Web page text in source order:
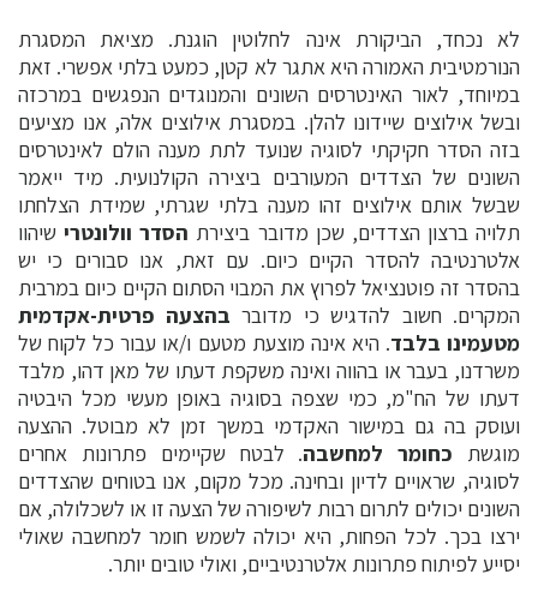
לא נכחד, הביקורת אינה לחלוטין הוגנת. מציאת המסגרת
הנורמטיבית האמורה היא אתגר לא קטן, כמעט בלתי אפשרי. זאת
במיוחד, לאור האינטרסים השונים והמנוגדים הנפגשים במרכזה
ובשל אילוצים שיידונו להלן. במסגרת אילוצים אלה, אנו מציעים
בזה הסדר חקיקתי לסוגיה שנועד לתת מענה הולם לאינטרסים
השונים של הצדדים המעורבים ביצירה הקולנועית. מיד ייאמר
שבשל אותם אילוצים זהו מענה בלתי שגרתי, שמידת הצלחתו
תלויה ברצון הצדדים, שכן מדובר ביצירת הסדר וולונטרי שיהוו
אלטרנטיבה להסדר הקיים כיום. עם זאת, אנו סבורים כי יש
בהסדר זה פוטנציאל לפרוץ את המבוי הסתום הקיים כיום במרבית
המקרים. חשוב להדגיש כי מדובר בהצעה פרטית-אקדמית
מטעמינו בלבד. היא אינה מוצעת מטעם ו/או עבור כל לקוח של
משרדנו, בעבר או בהווה ואינה משקפת דעתו של מאן דהו, מלבד
דעתו של הח"מ, כמי שצפה בסוגיה באופן מעשי מכל היבטיה
ועוסק בה גם במישור האקדמי במשך זמן לא מבוטל. ההצעה
מוגשת כחומר למחשבה. לבטח שקיימים פתרונות אחרים
לסוגיה, שראויים לדיון ובחינה. מכל מקום, אנו בטוחים שהצדדים
השונים יכולים לתרום רבות לשיפורה של הצעה זו או לשכלולה, אם
ירצו בכך. לכל הפחות, היא יכולה לשמש חומר למחשבה שאולי
יסייע לפיתוח פתרונות אלטרנטיביים, ואולי טובים יותר.